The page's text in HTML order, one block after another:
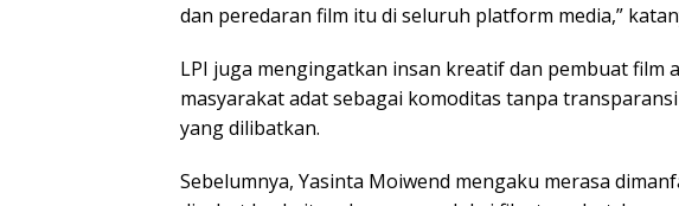
dan peredaran film itu di seluruh platform media,”
LPI juga mengingatkan insan kreatif dan pembuat film
masyarakat adat sebagai komoditas tanpa
yang dilibatkan.
Sebelumnya, Yasinta Moiwend mengaku merasa